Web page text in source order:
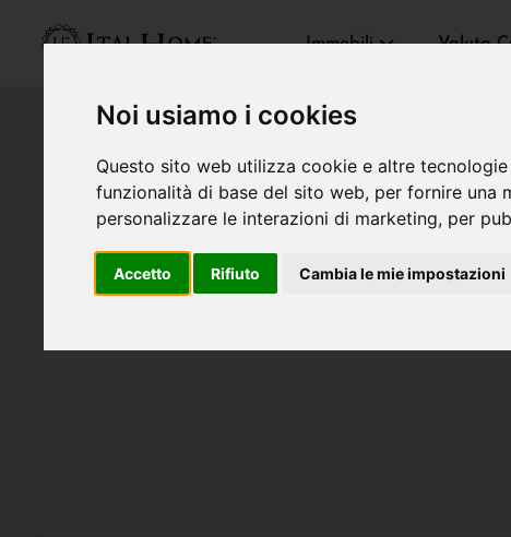
Noi usiamo i cookies
Questo sito web utilizza cookie e altre
funzionalità di base del sito web, per fornire una
personalizzare le interazioni di marketing, per
Accetto Rifiuto Cambia le mie impostazioni
Immobili Valuta